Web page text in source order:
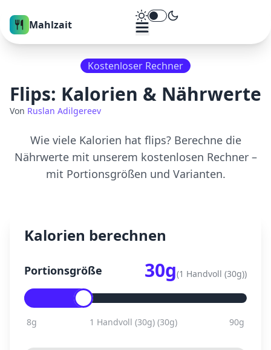
Mahlzait Theme umschalten
Kostenloser Rechner
Flips: Kalorien & Nährwerte
Von Ruslan Adilgereev
Wie viele Kalorien hat flips? Berechne die
Nährwerte mit unserem kostenlosen Rechner –
mit Portionsgrößen und Varianten.
Kalorien berechnen
Portionsgröße 30g(1 Handvoll (30g))
8g 1 Handvoll (30g)(30g) 90g